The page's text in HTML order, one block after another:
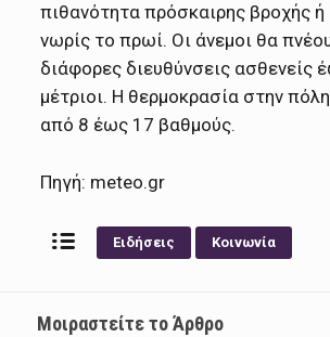
πιθανότητα πρόσκαιρης βροχής ή
νωρίς το πρωί. Οι άνεμοι θα
διάφορες διευθύνσεις ασθενείς
μέτριοι. Η θερμοκρασία στην
από 8 έως 17 βαθμούς.
Πηγή: meteo.gr
Ειδήσεις Κοινωνία
Μοιραστείτε το Άρθρο